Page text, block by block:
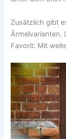
Zusätzlich gibt
Ärmelvarianten.
Favorit: Mit